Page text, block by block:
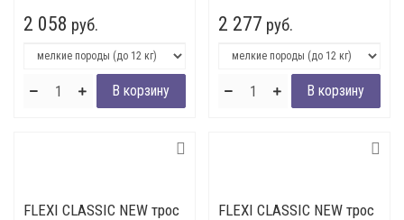
2 058 руб. 2 277 руб.
FLEXI CLASSIC NEW трос
FLEXI CLASSIC NEW трос